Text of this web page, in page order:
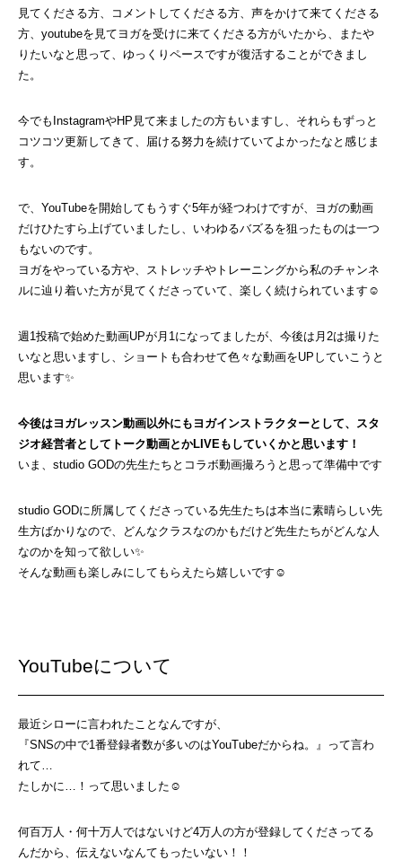
見てくださる方、コメントしてくださる方、声をかけて来てくださる
方、youtubeを見てヨガを受けに来てくださる方がいたから、またや
りたいなと思って、ゆっくりペースですが復活することができまし
た。
今でもInstagramやHP見て来ましたの方もいますし、それらもずっと
コツコツ更新してきて、届ける努力を続けていてよかったなと感じま
す。
で、YouTubeを開始してもうすぐ5年が経つわけですが、ヨガの動画
だけひたすら上げていましたし、いわゆるバズるを狙ったものは一つ
もないのです。
ヨガをやっている方や、ストレッチやトレーニングから私のチャンネ
ルに辿り着いた方が見てくださっていて、楽しく続けられています☺︎
週1投稿で始めた動画UPが月1になってましたが、今後は月2は撮りた
いなと思いますし、ショートも合わせて色々な動画をUPしていこうと
思います✨
今後はヨガレッスン動画以外にもヨガインストラクターとして、スタ
ジオ経営者としてトーク動画とかLIVEもしていくかと思います！
いま、studio GODの先生たちとコラボ動画撮ろうと思って準備中です
studio GODに所属してくださっている先生たちは本当に素晴らしい先
生方ばかりなので、どんなクラスなのかもだけど先生たちがどんな人
なのかを知って欲しい✨
そんな動画も楽しみにしてもらえたら嬉しいです☺︎
YouTubeについて
最近シローに言われたことなんですが、
『SNSの中で1番登録者数が多いのはYouTubeだからね。』って言わ
れて…
たしかに…！って思いました☺︎
何百万人・何十万人ではないけど4万人の方が登録してくださってる
んだから、伝えないなんてもったいない！！